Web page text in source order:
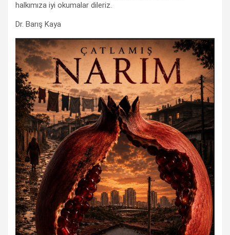
halkımıza iyi okumalar dileriz.
Dr. Barış Kaya